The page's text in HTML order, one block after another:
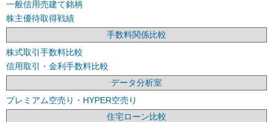
一般信用売建て銘柄
株主優待取得戦績
手数料関係比較
株式取引手数料比較
信用取引・金利手数料比較
データ分析室
プレミアム空売り・HYPER空売り
住宅ローン比較